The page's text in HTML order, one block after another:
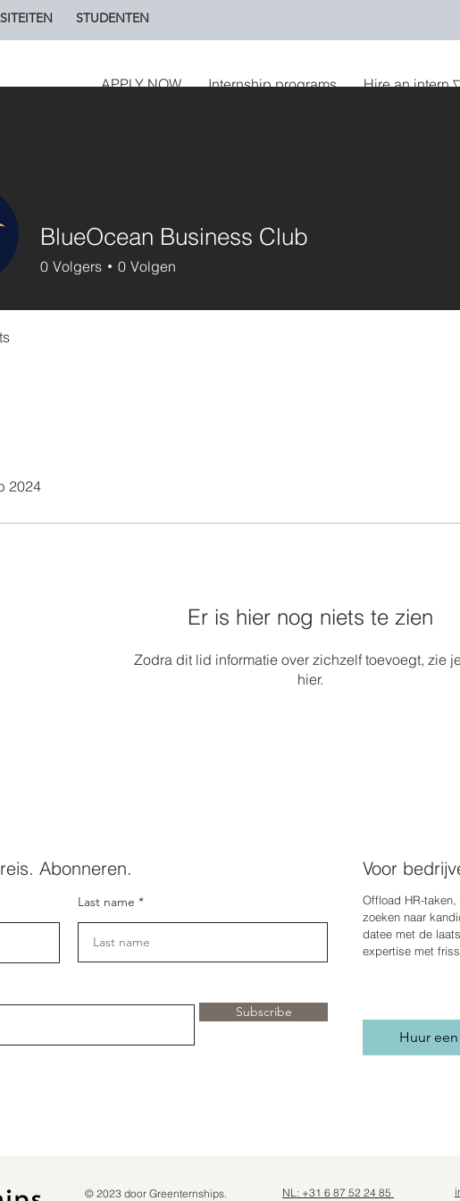
STUDENTEN
APPLY NOW Internship programs Hire an intern
2024
Er is hier nog niets te zien
Zodra dit lid informatie over zichzelf toevoegt, zie
hier.
BlueOcean Business Club
0 Volgers 0 Volgen
Abonneren.
Last name
Subscribe
Voor
Offload HR-taken,
zoeken naar
datee met de
expertise met
Huur
© 2023 door Greenternships.
NL: +31 6 87 52 24 85